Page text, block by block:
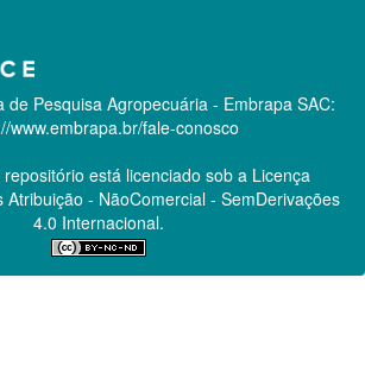
de Pesquisa Agropecuária - Embrapa SAC:
www.embrapa.br/fale-conosco
está licenciado sob a Licença
Atribuição - NãoComercial - SemDerivações
4.0 Internacional.